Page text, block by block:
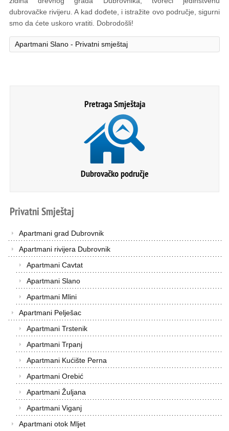
dubrovačke rivijeru. A kad dođete, i istražite ​​ovo područje, sigurni
smo da ćete uskoro vratiti. Dobrodošli!
Apartmani Slano - Privatni smještaj
Pretraga Smještaja
Dubrovačko područje
PrivatniSmještaj
Apartmani grad Dubrovnik
Apartmani rivijera Dubrovnik
Apartmani Cavtat
Apartmani Slano
Apartmani Mlini
Apartmani Pelješac
Apartmani Trstenik
Apartmani Trpanj
Apartmani Kućište Perna
Apartmani Orebić
Apartmani Žuljana
Apartmani Viganj
Apartmani otok Mljet